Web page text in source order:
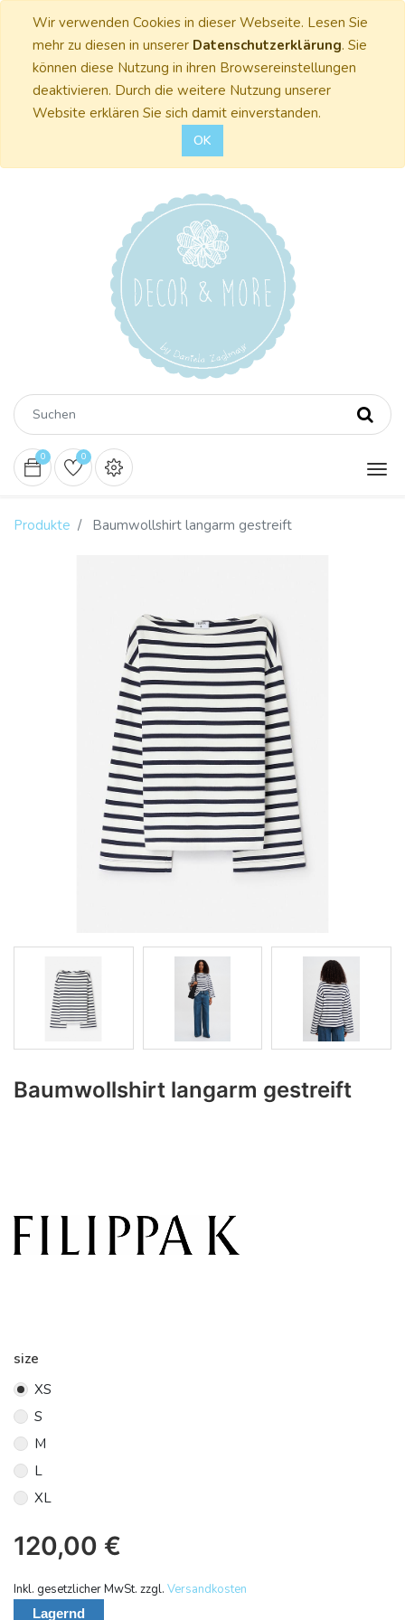
Wir verwenden Cookies in dieser Webseite. Lesen Sie
mehr zu diesen in unserer Datenschutzerklärung. Sie
können diese Nutzung in ihren Browsereinstellungen
deaktivieren. Durch die weitere Nutzung unserer
Website erklären Sie sich damit einverstanden.
OK
0 0
Produkte Baumwollshirt langarm gestreift
Baumwollshirt langarm gestreift
size
XS
S
M
L
XL
120,00 €
Inkl. gesetzlicher MwSt. zzgl. Versandkosten
Lagernd